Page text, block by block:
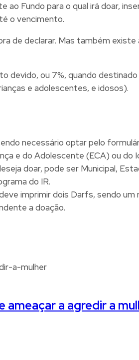
Fundo para o qual irá doar,
o vencimento.
de declarar. Mas também
devido, ou 7%, quando
e adolescentes, e idosos).
necessário optar pelo
e do Adolescente (ECA) ou do
doar, pode ser Municipal,
do IR.
imprimir dois Darfs, sendo
a doação.
a agredir a